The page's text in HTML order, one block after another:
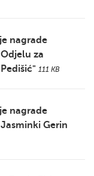
nagrade
za
111 KB
nagrade
Gerin